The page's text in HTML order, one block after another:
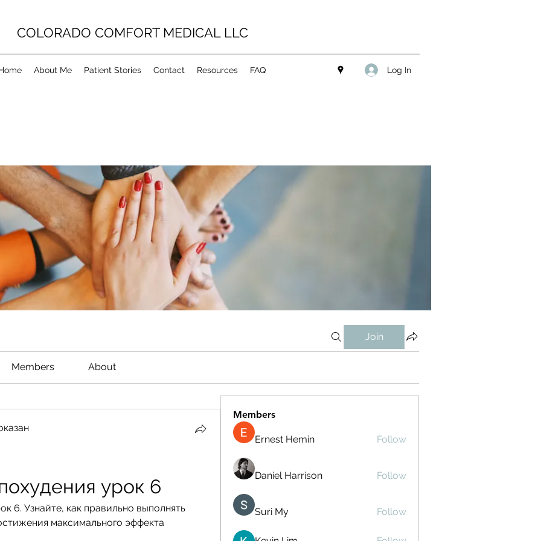
COLORADO COMFORT MEDICAL LLC
About Me Patient Stories Contact Resources FAQ Log In
Join
Members About
урок 6
6. Узнайте, как правильно выполнять
максимального эффекта
Members
Ernest Hemin Follow
Daniel Harrison Follow
Suri My Follow